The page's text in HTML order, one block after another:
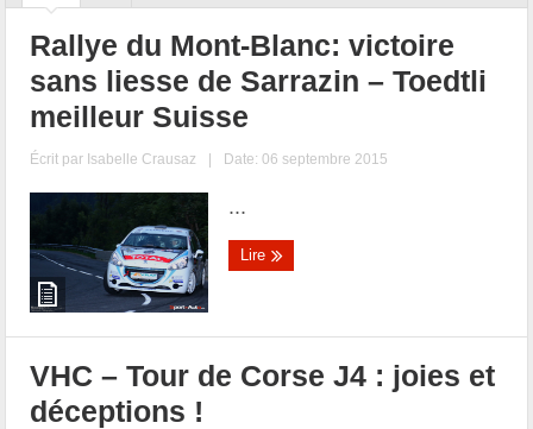
Rallye du Mont-Blanc: victoire
sans liesse de Sarrazin – Toedtli
meilleur Suisse
Écrit par Isabelle Crausaz | Date: 06 septembre 2015
...
Lire
VHC – Tour de Corse J4 : joies et
déceptions !